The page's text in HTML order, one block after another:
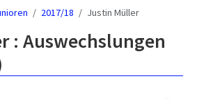
2017/18 Justin Müller
: Auswechslungen